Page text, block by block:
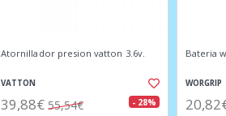
Atornillador presion vatton 3.6v.
VATTON
39,88€ 55,54€ - 28%
Bateria
WORGRIP